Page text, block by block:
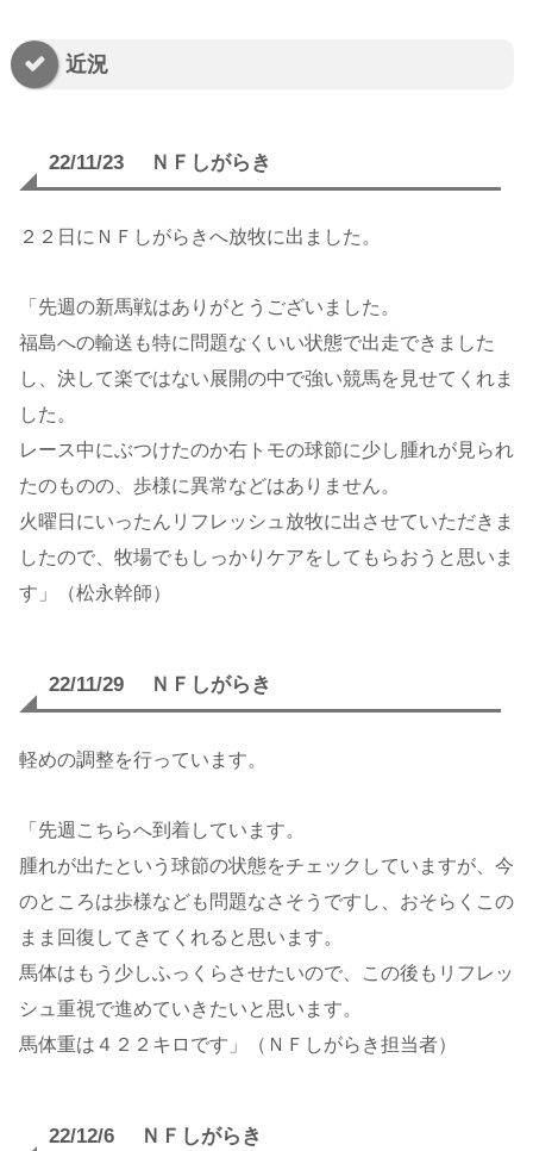
近況
22/11/23 ＮＦしがらき
２２日にＮＦしがらきへ放牧に出ました。
「先週の新馬戦はありがとうございました。
福島への輸送も特に問題なくいい状態で出走できました
し、決して楽ではない展開の中で強い競馬を見せてくれま
した。
レース中にぶつけたのか右トモの球節に少し腫れが見られ
たのものの、歩様に異常などはありません。
火曜日にいったんリフレッシュ放牧に出させていただきま
したので、牧場でもしっかりケアをしてもらおうと思いま
す」（松永幹師）
22/11/29 ＮＦしがらき
軽めの調整を行っています。
「先週こちらへ到着しています。
腫れが出たという球節の状態をチェックしていますが、今
のところは歩様なども問題なさそうですし、おそらくこの
まま回復してきてくれると思います。
馬体はもう少しふっくらさせたいので、この後もリフレッ
シュ重視で進めていきたいと思います。
馬体重は４２２キロです」（ＮＦしがらき担当者）
22/12/6 ＮＦしがらき